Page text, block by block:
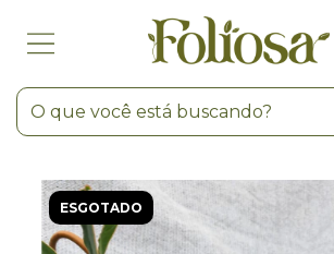
ESGOTADO